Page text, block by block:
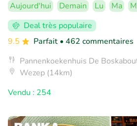
Aujourd'hui Demain Lu Ma
Deal très populaire
9.5
Parfait • 462 commentaires
Pannenkoekenhuis De
Wezep (14km)
Vendu : 254